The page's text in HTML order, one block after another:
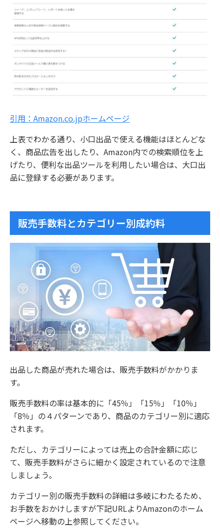
引用：Amazon.co.jpホームページ
上表でわかる通り、小口出品で使える機能はほとんどな
く、商品広告を出したり、Amazon内での検索順位を上
げたり、便利な出品ツールを利用したい場合は、大口出
品に登録する必要があります。
販売手数料とカテゴリー別成約料
出品した商品が売れた場合は、販売手数料がかかりま
す。
販売手数料の率は基本的に「45％」「15％」「10％」
「8％」の４パターンであり、商品のカテゴリー別に適応
されます。
ただし、カテゴリーによっては売上の合計金額に応じ
て、販売手数料がさらに細かく設定されているので注意
しましょう。
カテゴリー別の販売手数料の詳細は多岐にわたるため、
お手数をおかけしますが下記URLよりAmazonのホーム
ページへ移動の上参照してください。